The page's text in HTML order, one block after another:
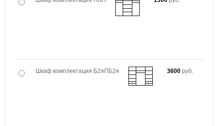
Шкаф комплектация Б2яПБ2я 3600 руб.